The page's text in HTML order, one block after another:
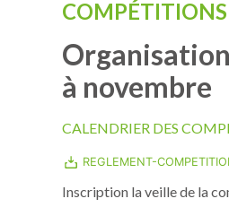
COMPÉTITIONS
à novembre
CALENDRIER DES
REGLEMENT-
Inscription la veille de la